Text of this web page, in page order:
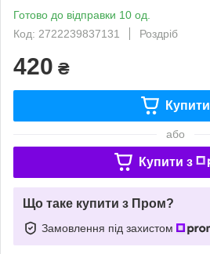
Готово до відправки 10 од.
Код: 2722239837131
Роздріб
420 ₴
Купити
або
Купити з
Що таке купити з Пром?
Замовлення під захистом